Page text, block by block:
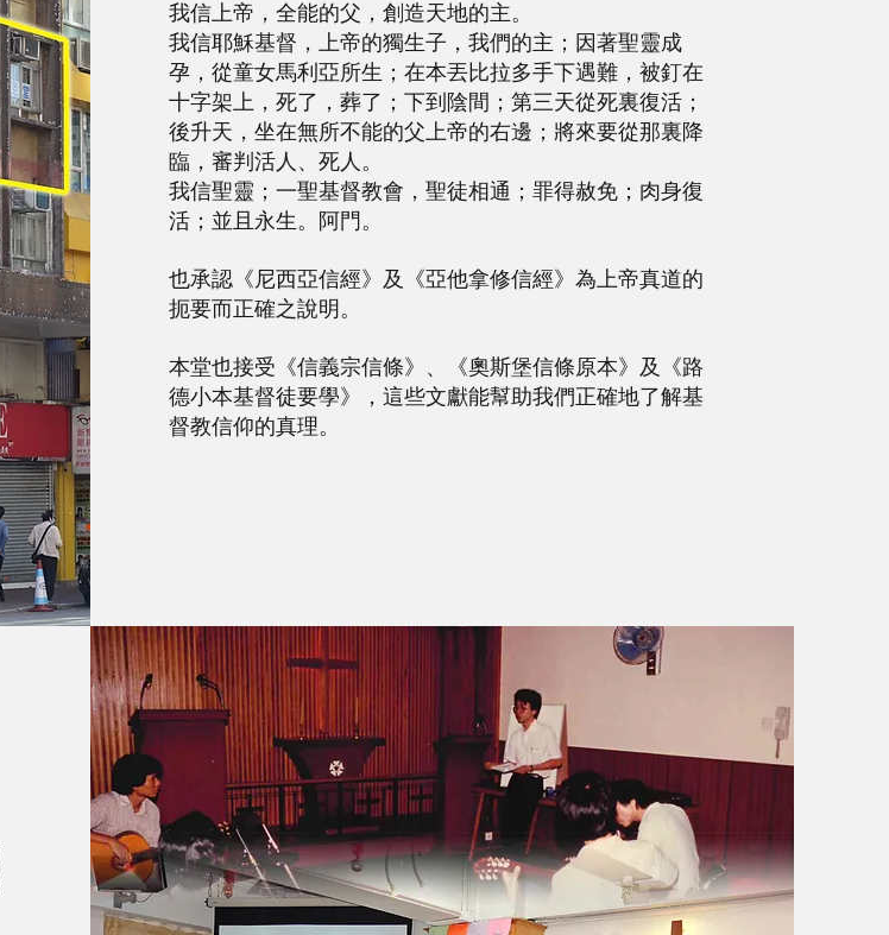
我信上帝，全能的父，創造天地的主。
我信耶穌基督，上帝的獨生子，我們的主；因著聖靈成
孕，從童女馬利亞所生；在本丟比拉多手下遇難，被釘在
十字架上，死了，葬了；下到陰間；第三天從死裏復活；
後升天，坐在無所不能的父上帝的右邊；將來要從那裏降
臨，審判活人、死人。
我信聖靈；一聖基督教會，聖徒相通；罪得赦免；肉身復
活；並且永生。阿門。
也承認《尼西亞信經》及《亞他拿修信經》為上帝真道的
扼要而正確之說明。
本堂也接受《信義宗信條》、《奧斯堡信條原本》及《路
德小本基督徒要學》，這些文獻能幫助我們正確地了解基
督教信仰的真理。